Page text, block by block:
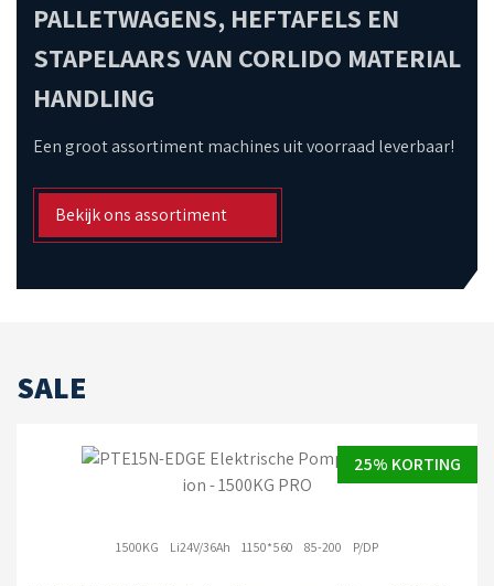
PALLETWAGENS, HEFTAFELS EN
STAPELAARS VAN CORLIDO MATERIAL
HANDLING
Een groot assortiment machines uit voorraad leverbaar!
Bekijk ons assortiment
SALE
25% KORTING
1500KG Li24V/36Ah 1150*560 85-200 P/DP